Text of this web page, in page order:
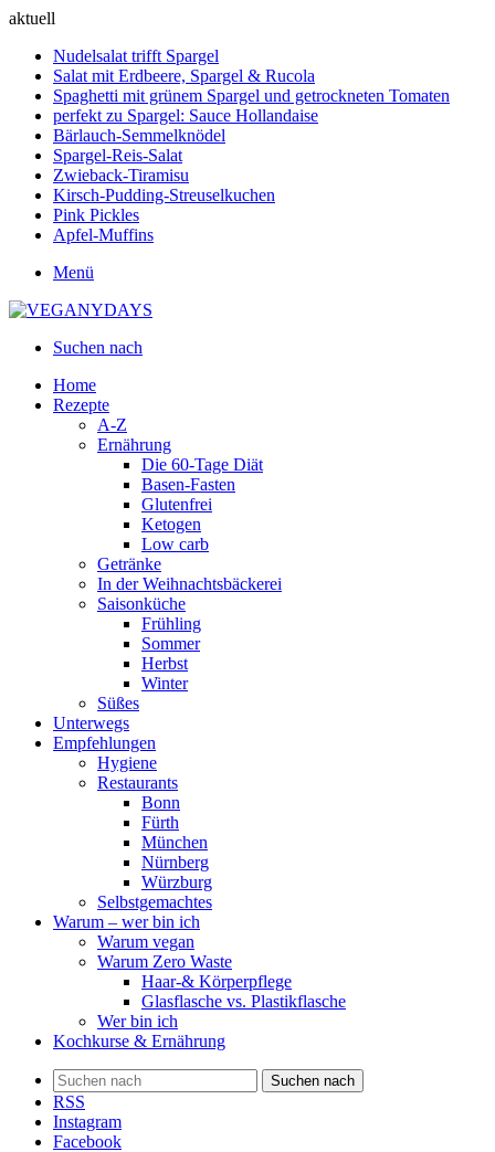
aktuell
Nudelsalat trifft Spargel
Salat mit Erdbeere, Spargel & Rucola
Spaghetti mit grünem Spargel und getrockneten Tomaten
perfekt zu Spargel: Sauce Hollandaise
Bärlauch-Semmelknödel
Spargel-Reis-Salat
Zwieback-Tiramisu
Kirsch-Pudding-Streuselkuchen
Pink Pickles
Apfel-Muffins
Menü
Suchen nach
Home
Rezepte
A-Z
Ernährung
Die 60-Tage Diät
Basen-Fasten
Glutenfrei
Ketogen
Low carb
Getränke
In der Weihnachtsbäckerei
Saisonküche
Frühling
Sommer
Herbst
Winter
Süßes
Unterwegs
Empfehlungen
Hygiene
Restaurants
Bonn
Fürth
München
Nürnberg
Würzburg
Selbstgemachtes
Warum – wer bin ich
Warum vegan
Warum Zero Waste
Haar-& Körperpflege
Glasflasche vs. Plastikflasche
Wer bin ich
Kochkurse & Ernährung
Suchen nach
RSS
Instagram
Facebook